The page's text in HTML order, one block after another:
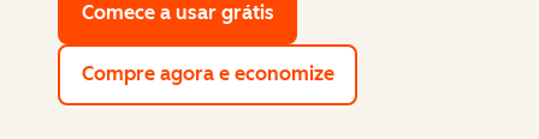
Comece a usar grátis
Compre agora e economize